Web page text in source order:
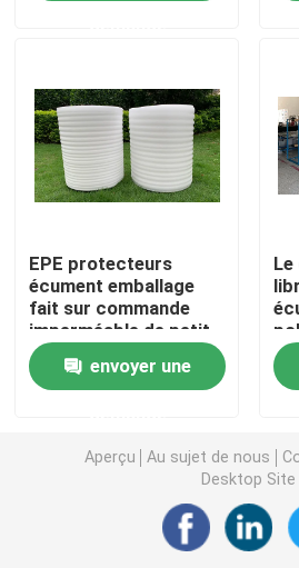
panneau sandwich PSE
Panneau de laine de roche
Panneau isolant de XPS
Membrane d'étanchéité
Tuyau en caoutchouc
Tube de laine de roche
EPE protecteurs
écument emballage
fait sur commande
imperméable de petit
pain
envoyer une
Aperçu Au sujet de nous
Desktop Site